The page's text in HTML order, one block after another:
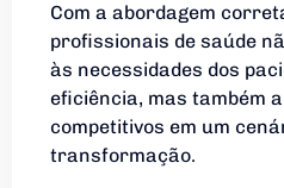
Com a abordagem
profissionais de saúde
às necessidades dos
eficiência, mas também
competitivos em um
transformação.